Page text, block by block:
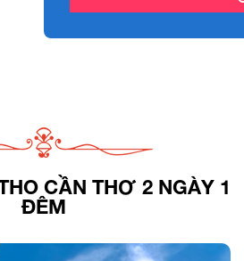
CẦN THƠ 2 NGÀY 1
ĐÊM